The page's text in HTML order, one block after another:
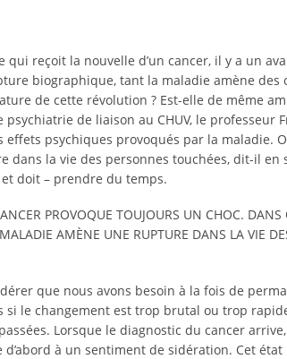
qui reçoit la nouvelle d’un cancer, il y a un
biographique, tant la maladie amène des
de cette révolution ? Est-elle de même
psychiatrie de liaison au CHUV, le professeur
effets psychiques provoqués par la maladie.
dans la vie des personnes touchées, dit-il en
doit – prendre du temps.
PROVOQUE TOUJOURS UN CHOC.
AMÈNE UNE RUPTURE DANS LA VIE
que nous avons besoin à la fois de
si le changement est trop brutal ou trop
Lorsque le diagnostic du cancer
à un sentiment de sidération. Cet état